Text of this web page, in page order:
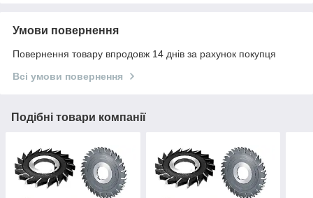
Умови повернення
Повернення товару впродовж 14 днів за рахунок покупця
Всі умови повернення
Подібні товари компанії